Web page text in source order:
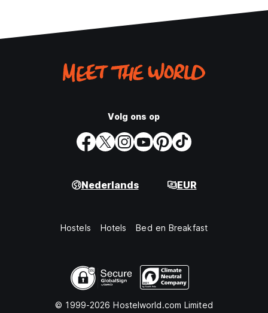
Volg ons op
Nederlands EUR
Hostels Hotels Bed en Breakfast
© 1999-2026 Hostelworld.com Limited